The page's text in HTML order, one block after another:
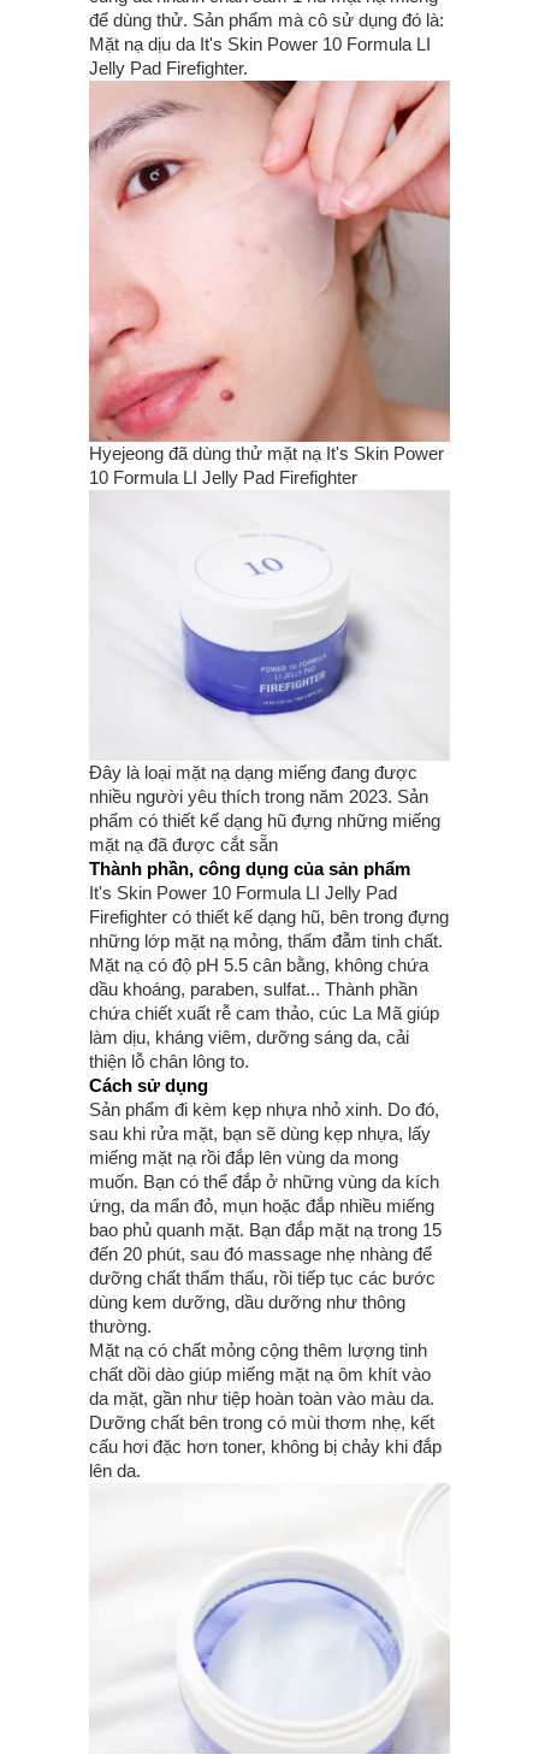
để dùng thử. Sản phẩm mà cô sử dụng đó là:
Mặt nạ dịu da It's Skin Power 10 Formula LI
Jelly Pad Firefighter.
Hyejeong đã dùng thử mặt nạ It's Skin Power
10 Formula LI Jelly Pad Firefighter
Đây là loại mặt nạ dạng miếng đang được
nhiều người yêu thích trong năm 2023. Sản
phẩm có thiết kế dạng hũ đựng những miếng
mặt nạ đã được cắt sẵn
Thành phần, công dụng của sản phẩm
It's Skin Power 10 Formula LI Jelly Pad
Firefighter có thiết kế dạng hũ, bên trong đựng
những lớp mặt nạ mỏng, thấm đẫm tinh chất.
Mặt nạ có độ pH 5.5 cân bằng, không chứa
dầu khoáng, paraben, sulfat... Thành phần
chứa chiết xuất rễ cam thảo, cúc La Mã giúp
làm dịu, kháng viêm, dưỡng sáng da, cải
thiện lỗ chân lông to.
Cách sử dụng
Sản phẩm đi kèm kẹp nhựa nhỏ xinh. Do đó,
sau khi rửa mặt, bạn sẽ dùng kẹp nhựa, lấy
miếng mặt nạ rồi đắp lên vùng da mong
muốn. Bạn có thể đắp ở những vùng da kích
ứng, da mẩn đỏ, mụn hoặc đắp nhiều miếng
bao phủ quanh mặt. Bạn đắp mặt nạ trong 15
đến 20 phút, sau đó massage nhẹ nhàng để
dưỡng chất thẩm thấu, rồi tiếp tục các bước
dùng kem dưỡng, dầu dưỡng như thông
thường.
Mặt nạ có chất mỏng cộng thêm lượng tinh
chất dồi dào giúp miếng mặt nạ ôm khít vào
da mặt, gần như tiệp hoàn toàn vào màu da.
Dưỡng chất bên trong có mùi thơm nhẹ, kết
cấu hơi đặc hơn toner, không bị chảy khi đắp
lên da.